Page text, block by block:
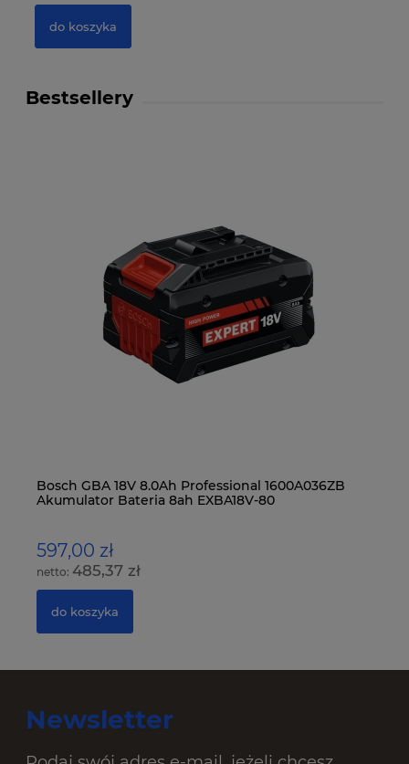
do koszyka
Bestsellery
Bosch GBA 18V 8.0Ah Professional 1600A036ZB
Akumulator Bateria 8ah EXBA18V-80
597,00 zł
485,37 zł
do koszyka
Newsletter